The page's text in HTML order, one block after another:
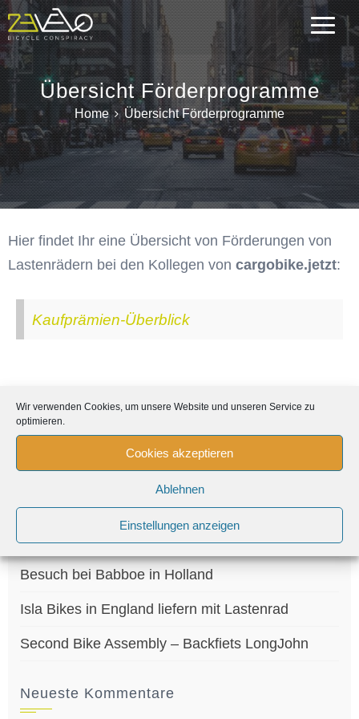
Wir verwenden Cookies, um unsere Website und unseren Service zu
optimieren.
Cookies akzeptieren
Ablehnen
Einstellungen anzeigen
Übersicht Förderprogramme
Home Übersicht Förderprogramme
Hier findet Ihr eine Übersicht von Förderungen von
Lastenrädern bei den Kollegen von cargobike.jetzt:
Kaufprämien-Überblick
Suchen
nach:
Neueste Beiträge
Ab sofort bei uns: Kettler Cargoline!
Happy New Year!!!
Besuch bei Babboe in Holland
Isla Bikes in England liefern mit Lastenrad
Second Bike Assembly – Backfiets LongJohn
Neueste Kommentare